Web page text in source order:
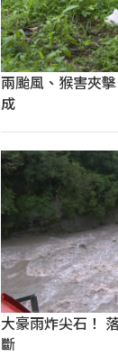
兩颱風、猴害夾
成
大豪雨炸尖石！
斷